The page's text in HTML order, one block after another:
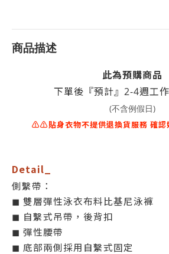
商品描述
此為預購商品
下單後『預計』2-4週工
(不含例假日)
⚠⚠貼身衣物不提供退換貨服務 確
Detail_
側繫帶：
◼ 雙層彈性泳衣布料比基尼泳褲
◼ 自繫式吊帶，後背扣
◼ 彈性腰帶
◼ 底部兩側採用自繫式固定